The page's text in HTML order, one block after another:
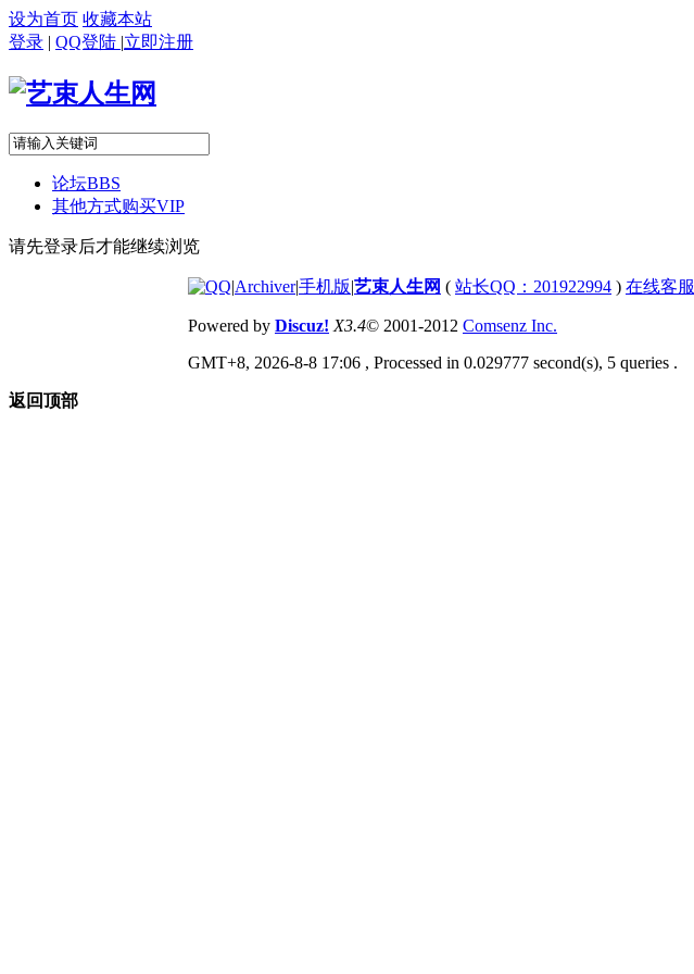
设为首页 收藏本站
登录 | QQ登陆 |立即注册
论坛BBS
其他方式购买VIP
请先登录后才能继续浏览
|Archiver|手机版|艺束人生网 ( 站长QQ：201922994 ) 在线客服
Powered by Discuz! X3.4© 2001-2012 Comsenz Inc.
GMT+8, 2026-8-8 17:06 , Processed in 0.029777 second(s), 5 queries .
返回顶部